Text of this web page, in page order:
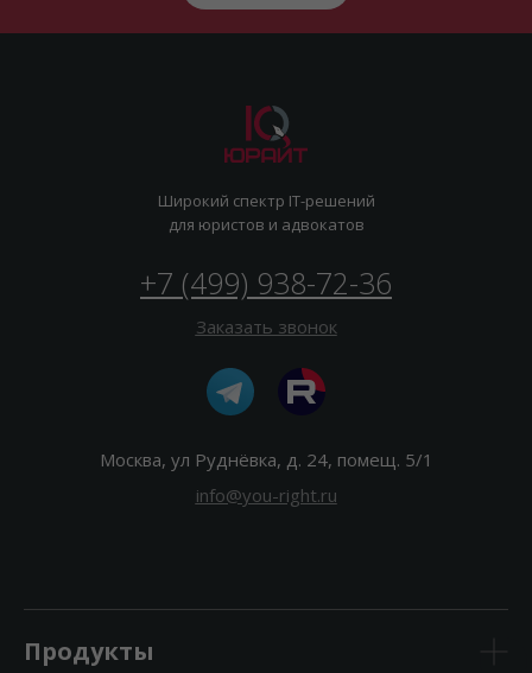
+7 (499) 938-72-36
Москва, ул Руднёвка, д. 24, помещ. 5/1
info@you-right.ru
Широкий спектр IT-решений
для юристов и адвокатов
Заказать звонок
Продукты